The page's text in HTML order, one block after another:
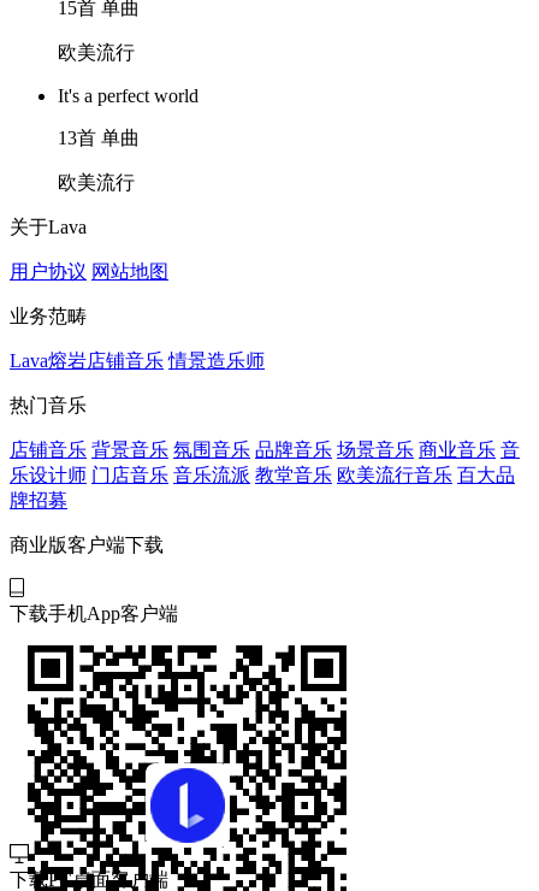
15首 单曲
欧美流行
It's a perfect world
13首 单曲
欧美流行
关于Lava
用户协议 网站地图
业务范畴
Lava熔岩店铺音乐 情景造乐师
热门音乐
店铺音乐 背景音乐 氛围音乐 品牌音乐 场景音乐 商业音乐 音
乐设计师 门店音乐 音乐流派 教堂音乐 欧美流行音乐 百大品
牌招募
商业版客户端下载
下载手机App客户端
下载PC桌面客户端